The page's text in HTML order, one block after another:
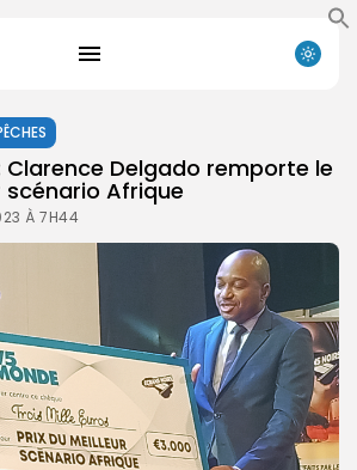
Clarence Delgado remporte le
scénario Afrique
À 7H44